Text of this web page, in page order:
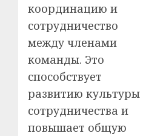
координацию и
сотрудничество
между членами
команды. Это
способствует
развитию культуры
сотрудничества и
повышает общую